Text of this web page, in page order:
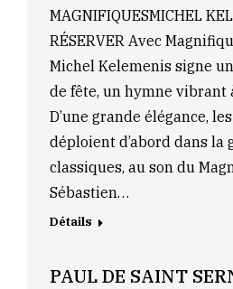
MAGNIFIQUESMICHEL
RÉSERVER Avec
Michel Kelemenis signe
de fête, un hymne vibrant
D’une grande élégance,
déploient d’abord dans la
classiques, au son du
Sébastien…
Détails
PAUL DE SAINT